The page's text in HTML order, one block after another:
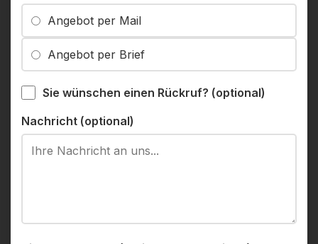
Angebot per Mail
Angebot per Brief
Sie wünschen einen Rückruf? (optional)
Nachricht (optional)